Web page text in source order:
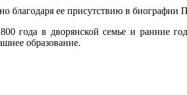
благодаря ее присутствию в биографии
года в дворянской семье и ранние
образование.